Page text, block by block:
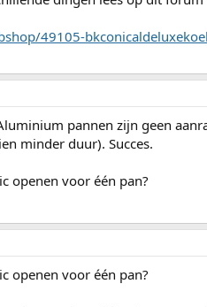
49105-
pannen zijn geen
minder duur). Succes.
openen voor één pan?
openen voor één pan?